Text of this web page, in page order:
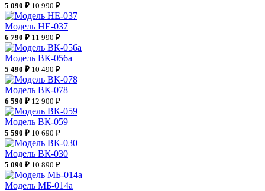
5 090 ₽ 10 990 ₽
Модель НЕ-037
6 790 ₽ 11 990 ₽
Модель ВК-056а
5 490 ₽ 10 490 ₽
Модель ВК-078
6 590 ₽ 12 900 ₽
Модель ВК-059
5 590 ₽ 10 690 ₽
Модель ВК-030
5 090 ₽ 10 890 ₽
Модель МБ-014а